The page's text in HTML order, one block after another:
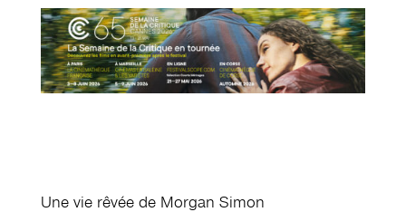
Une vie rêvée de Morgan Simon